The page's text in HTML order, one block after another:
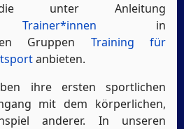
die unter Anleitung
Trainer*innen in
Gruppen Training für
anbieten.
ihre ersten sportlichen
mit dem körperlichen,
anderer. In unseren